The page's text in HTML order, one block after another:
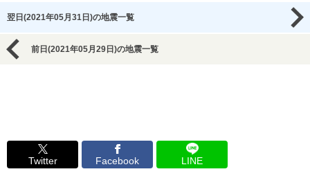
翌日(2021年05月31日)の地震一覧
前日(2021年05月29日)の地震一覧
Twitter Facebook LINE